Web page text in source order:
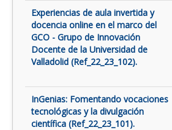
Experiencias de aula invertida y
docencia online en el marco del
GCO - Grupo de Innovación
Docente de la Universidad de
Valladolid (Ref_22_23_102).
InGenias: Fomentando vocaciones
tecnológicas y la divulgación
científica (Ref_22_23_101).